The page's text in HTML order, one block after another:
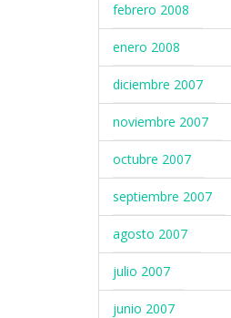
febrero 2008
enero 2008
diciembre 2007
noviembre 2007
octubre 2007
septiembre 2007
agosto 2007
julio 2007
junio 2007